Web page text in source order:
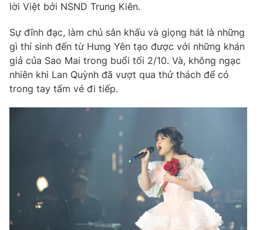
lời Việt bởi NSND Trung Kiên.
Sự đĩnh đạc, làm chủ sân khấu và giọng hát là những
gì thí sinh đến từ Hưng Yên tạo được với những khán
giả của Sao Mai trong buổi tối 2/10. Và, không ngạc
nhiên khi Lan Quỳnh đã vượt qua thử thách để có
trong tay tấm vé đi tiếp.